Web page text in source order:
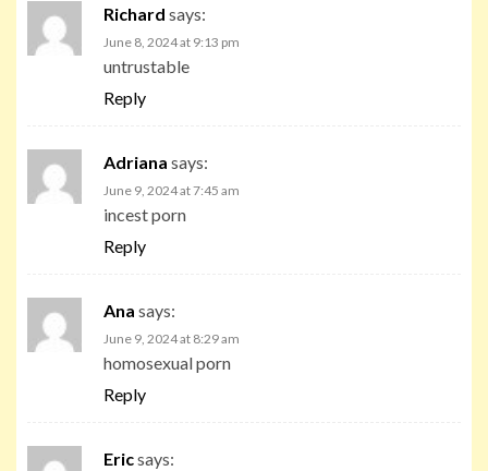
Richard says:
June 8, 2024 at 9:13 pm
untrustable
Reply
Adriana says:
June 9, 2024 at 7:45 am
incest porn
Reply
Ana says:
June 9, 2024 at 8:29 am
homosexual porn
Reply
Ericsays: